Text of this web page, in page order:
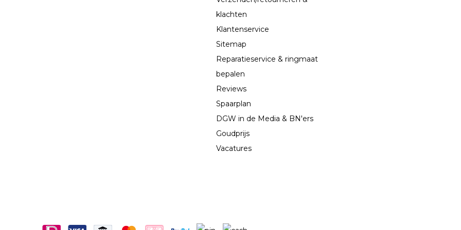
klachten
Klantenservice
Sitemap
Reparatieservice & ringmaat
bepalen
Reviews
Spaarplan
DGW in de Media & BN'ers
Goudprijs
Vacatures